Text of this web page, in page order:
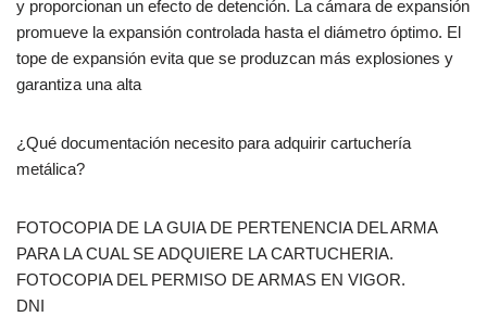
y proporcionan un efecto de detención. La cámara de expansión
promueve la expansión controlada hasta el diámetro óptimo. El
tope de expansión evita que se produzcan más explosiones y
garantiza una alta
¿Qué documentación necesito para adquirir cartuchería
metálica?
FOTOCOPIA DE LA GUIA DE PERTENENCIA DEL ARMA
PARA LA CUAL SE ADQUIERE LA CARTUCHERIA.
FOTOCOPIA DEL PERMISO DE ARMAS EN VIGOR.
DNI